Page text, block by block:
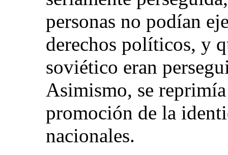
personas no podían
derechos políticos, y
soviético eran
Asimismo, se
promoción de la
nacionales.